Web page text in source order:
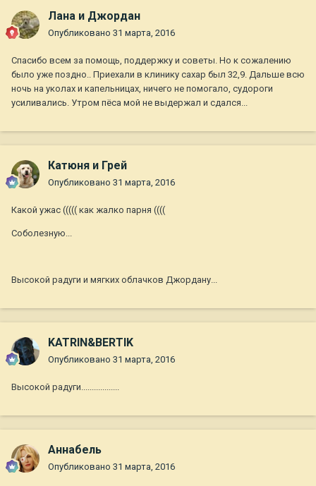
Лана и Джордан
Опубликовано 31 марта, 2016
Спасибо всем за помощь, поддержку и советы. Но к сожалению
было уже поздно.. Приехали в клинику сахар был 32,9. Дальше всю
ночь на уколах и капельницах, ничего не помогало, судороги
усиливались. Утром пёса мой не выдержал и сдался...
Катюня и Грей
Опубликовано 31 марта, 2016
Какой ужас ((((( как жалко парня ((((
Соболезную...
Высокой радуги и мягких облачков Джордану...
KATRIN&BERTIK
Опубликовано 31 марта, 2016
Высокой радуги..................
Aннaбель
Опубликовано 31 марта, 2016